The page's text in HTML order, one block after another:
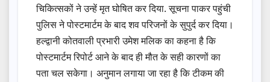
चिकित्सकों ने उन्हें मृत घोषित कर दिया. सूचना पाकर पहुंची
पुलिस ने पोस्टमार्टम के बाद शव परिजनों के सुपुर्द कर दिया।
हल्द्वानी कोतवाली प्रभारी उमेश मलिक का कहना है कि
पोस्टमार्टम रिपोर्ट आने के बाद ही मौत के सही कारणों का
पता चल सकेगा। अनुमान लगाया जा रहा है कि टीकम की